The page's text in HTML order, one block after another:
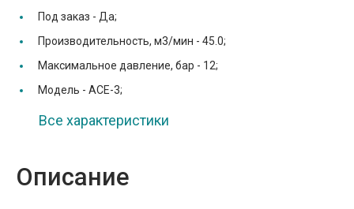
Под заказ - Да;
Производительность, м3/мин - 45.0;
Максимальное давление, бар - 12;
Модель - ACE-3;
Все характеристики
Описание